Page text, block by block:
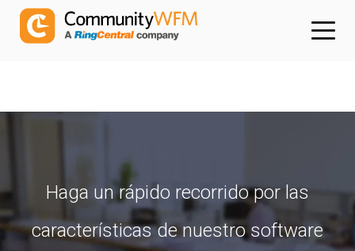
Haga un rápido recorrido por las
características de nuestro software